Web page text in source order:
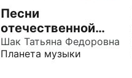
Песни
отечественной
эстрады. Жанры,
стили, имена.
Шак Татьяна Федоровна
Планета музыки